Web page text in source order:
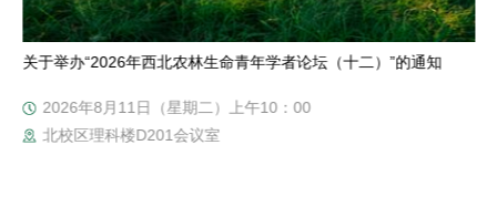
关于举办“2026年西北农林生命青年学者论坛（十二）”的通知
2026年8月11日（星期二）上午10：00
北校区理科楼D201会议室